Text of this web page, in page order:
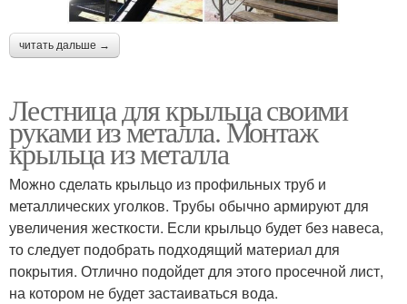
читать дальше →
Лестница для крыльца своими
руками из металла. Монтаж
крыльца из металла
Можно сделать крыльцо из профильных труб и
металлических уголков. Трубы обычно армируют для
увеличения жесткости. Если крыльцо будет без навеса,
то следует подобрать подходящий материал для
покрытия. Отлично подойдет для этого просечной лист,
на котором не будет застаиваться вода.